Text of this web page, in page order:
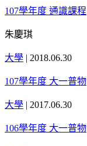
107學年度 通識課程
朱慶琪
大學 | 2018.06.30
107學年度 大一普物
大學 | 2017.06.30
106學年度 大一普物